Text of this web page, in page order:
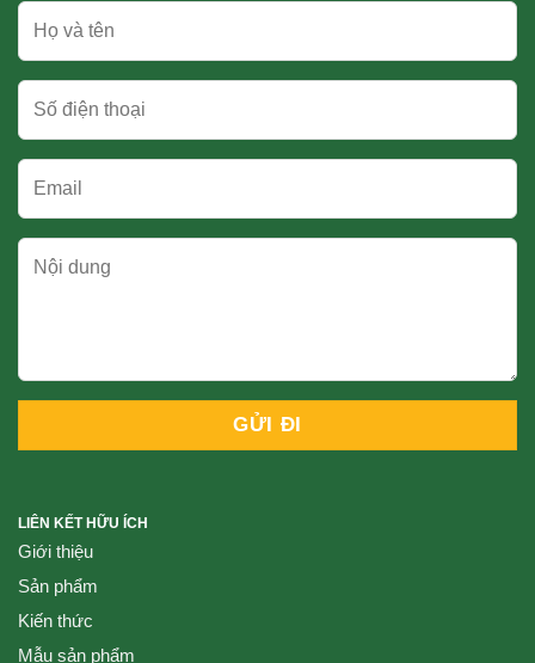
LIÊN KẾT HỮU ÍCH
Giới thiệu
Sản phẩm
Kiến thức
Mẫu sản phẩm